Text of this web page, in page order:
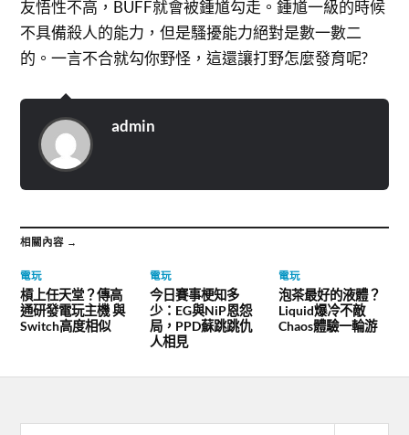
友悟性不高，BUFF就會被鍾馗勾走。鍾馗一級的時候
不具備殺人的能力，但是騷擾能力絕對是數一數二
的。一言不合就勾你野怪，這還讓打野怎麼發育呢?
admin
相關內容 →
電玩
槓上任天堂？傳高
通研發電玩主機 與
Switch高度相似
電玩
今日賽事梗知多
少：EG與NiP恩怨
局，PPD蘇跳跳仇
人相見
電玩
泡茶最好的液體？
Liquid爆冷不敵
Chaos體驗一輪游